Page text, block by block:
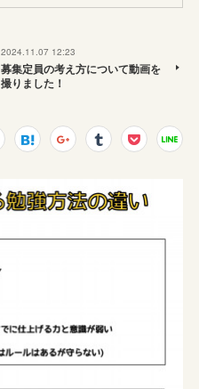
2024.11.07 12:23
募集定員の考え方について動画を
撮りました！